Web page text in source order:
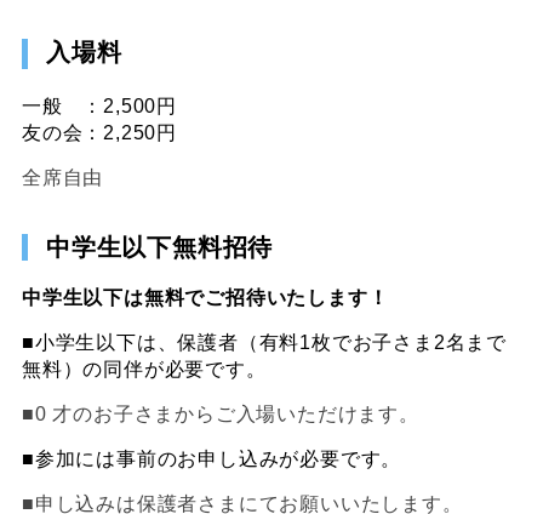
入場料
一般 ：2,500円
友の会：2,250円
全席自由
中学生以下無料招待
中学生以下は無料でご招待いたします！
■小学生以下は、保護者（有料1枚でお子さま2名まで
無料）の同伴が必要です。
■0 才のお子さまからご入場いただけます。
■参加には事前のお申し込みが必要です。
■申し込みは保護者さまにてお願いいたします。